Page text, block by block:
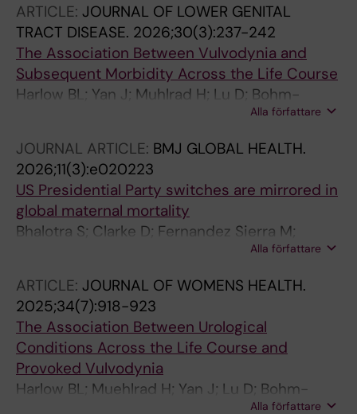
ARTICLE: JOURNAL OF LOWER GENITAL
TRACT DISEASE. 2026;30(3):237-242
The Association Between Vulvodynia and
Subsequent Morbidity Across the Life Course
Harlow BL; Yan J; Muhlrad H; Lu D; Bohm-
Alla författare
JOURNAL ARTICLE: BMJ GLOBAL HEALTH.
2026;11(3):e020223
US Presidential Party switches are mirrored in
global maternal mortality
Bhalotra S; Clarke D; Fernandez Sierra M;
Alla författare
ARTICLE: JOURNAL OF WOMENS HEALTH.
2025;34(7):918-923
The Association Between Urological
Conditions Across the Life Course and
Provoked Vulvodynia
Harlow BL; Muehlrad H; Yan J; Lu D; Bohm-
Alla författare